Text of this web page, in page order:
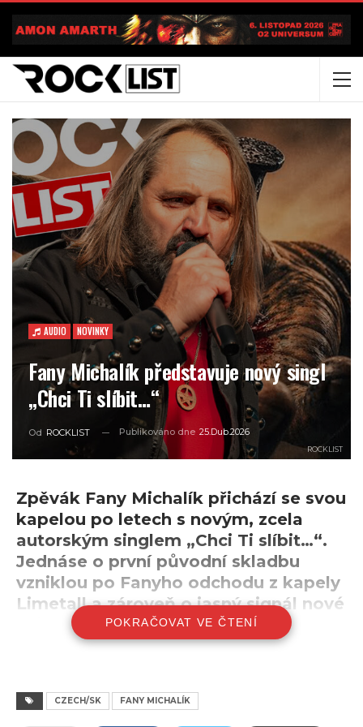
AUDIO NOVINKY
Fany Michalík představuje nový singl
„Chci Ti slíbit…“
Od ROCKLIST Publikováno dne 25.Dub.2026
ROCKLIST
Zpěvák Fany Michalík přichází se svou
kapelou po letech s novým, zcela
autorským singlem „Chci Ti slíbit…“.
Jednáse o první původní skladbu
vzniklou po Fanyho odchodu z kapely
Limetall a zároveň o jasný signál nové
tvůrčí etapy.
existence, se nový singl noří do temnějších témat.
Ti slíbit…“otevírá otázky ztráty blízkých, smrti a v
POKRAČOVAT VE ČTENÍ
CZECH/SK FANY MICHALÍK